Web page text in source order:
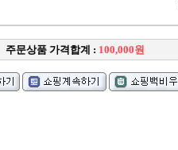
주문상품 가격합계 : 100,000원